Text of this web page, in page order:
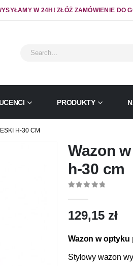
W 24H! ZŁÓŻ ZAMÓWIENIE DO
PRODUKTY
H-30 CM
Wazon
h-30 cm
129,15 zł
Wazon w optyku
Stylowy wazon